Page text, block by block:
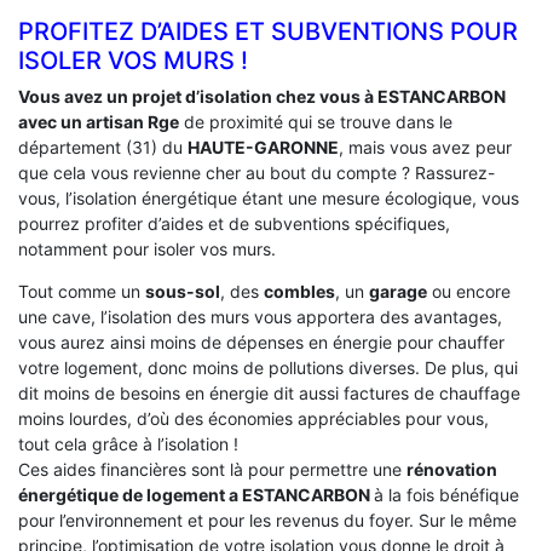
PROFITEZ D’AIDES ET SUBVENTIONS POUR
ISOLER VOS MURS !
Vous avez un projet d’isolation chez vous à ESTANCARBON
avec un artisan Rge de proximité qui se trouve dans le
département (31) du HAUTE-GARONNE, mais vous avez peur
que cela vous revienne cher au bout du compte ? Rassurez-
vous, l’isolation énergétique étant une mesure écologique, vous
pourrez profiter d’aides et de subventions spécifiques,
notamment pour isoler vos murs.
Tout comme un sous-sol, des combles, un garage ou encore
une cave, l’isolation des murs vous apportera des avantages,
vous aurez ainsi moins de dépenses en énergie pour chauffer
votre logement, donc moins de pollutions diverses. De plus, qui
dit moins de besoins en énergie dit aussi factures de chauffage
moins lourdes, d’où des économies appréciables pour vous,
tout cela grâce à l’isolation !
Ces aides financières sont là pour permettre une rénovation
énergétique de logement aESTANCARBONà la fois bénéfique
pour l’environnement et pour les revenus du foyer. Sur le même
principe, l’optimisation de votre isolation vous donne le droit à